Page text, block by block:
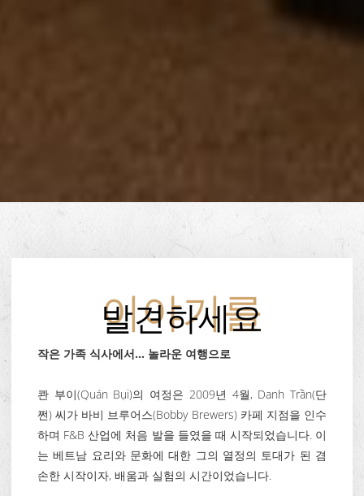
이야기를
발견하세요
작은 가족 식사에서… 놀라운 여행으로
콴 부이(Quán Bụi)의 여정은 2009년 4월, Danh Trần(단
쩐) 씨가 바비 브루어스(Bobby Brewers) 카페 지점을 인수
하며 F&B 산업에 처음 발을 들였을 때 시작되었습니다. 이
는 베트남 요리와 문화에 대한 그의 열정의 토대가 된 겸
손한 시작이자, 배움과 실험의 시간이었습니다.